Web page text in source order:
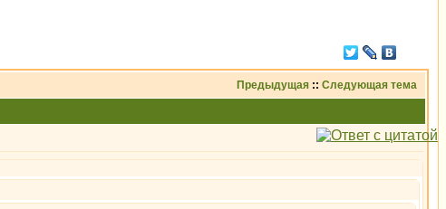
Предыдущая :: Следующая тема